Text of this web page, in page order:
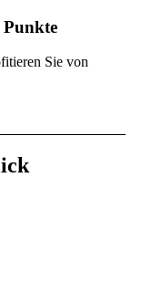
Punkte
Sie von